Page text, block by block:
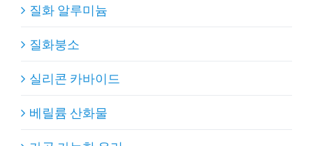
질화 알루미늄
질화붕소
실리콘 카바이드
베릴륨 산화물